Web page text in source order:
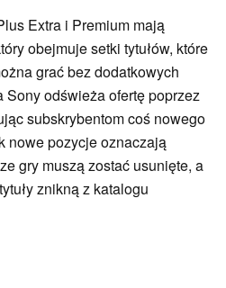
Extra i Premium mają
obejmuje setki tytułów, które
grać bez dodatkowych
Sony odświeża ofertę poprzez
subskrybentom coś nowego
nowe pozycje oznaczają
gry muszą zostać usunięte, a
znikną z katalogu